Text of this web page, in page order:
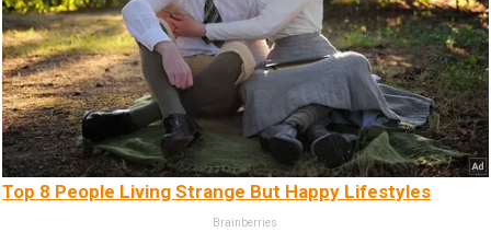
Top 8 People Living Strange But Happy Lifestyles
Brainberries